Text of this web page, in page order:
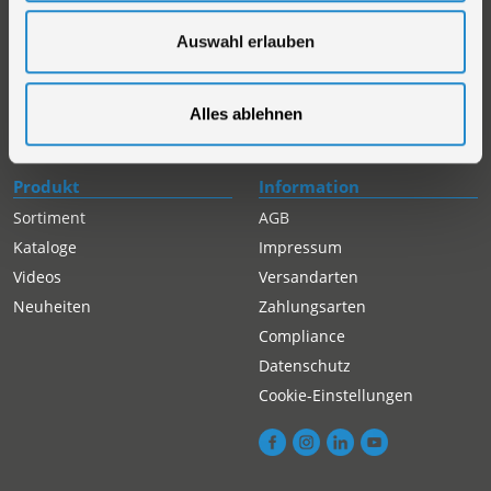
Auswahl erlauben
Alles ablehnen
Händlersuche
Servicepartner-International
Karriere
Rückgabe gekaufter Artikel
Produkt
Sortiment
Kataloge
Videos
Neuheiten
Information
AGB
Impressum
Versandarten
Zahlungsarten
Compliance
Datenschutz
Cookie-Einstellungen